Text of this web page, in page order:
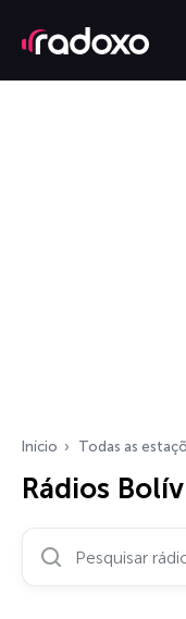
Início Todas as
Rádios
Pesquisar rádios…